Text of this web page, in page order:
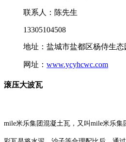
联系人：陈先生
13305104508
地址：盐城市盐都区杨侍生态
网址： www.ycyhcwc.com
滚压大波瓦
mile米乐集团混凝土瓦，又叫mile米乐